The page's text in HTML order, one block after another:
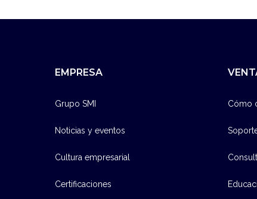
EMPRESA
Grupo SMI
Noticias y eventos
Cultura empresarial
Certificaciones
Cómo